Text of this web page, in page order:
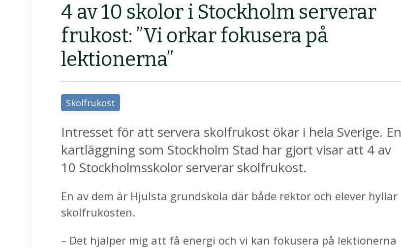
4 av 10 skolor i Stockholm serverar
frukost: ”Vi orkar fokusera på
lektionerna”
Skolfrukost
Intresset för att servera skolfrukost ökar i hela Sverige. En
kartläggning som Stockholm Stad har gjort visar att 4 av
10 Stockholmsskolor serverar skolfrukost.
En av dem är Hjulsta grundskola där både rektor och elever hyllar
skolfrukosten.
– Det hjälper mig att få energi och vi kan fokusera på lektionerna